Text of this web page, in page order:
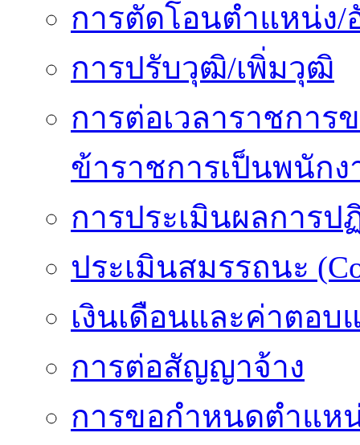
การตัดโอนตำแหน่ง/
การปรับวุฒิ/เพิ่มวุฒิ
การต่อเวลาราชการ
ข้าราชการเป็นพนักง
การประเมินผลการป
ประเมินสมรรถนะ
เงินเดือนและค่าตอบ
การต่อสัญญาจ้าง
การขอกำหนดตำแห